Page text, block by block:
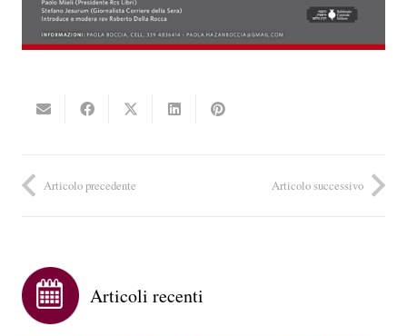
Articolo precedente Articolo successivo
Articoli recenti